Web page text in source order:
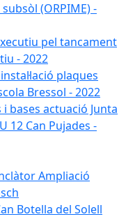
(ORPIME) -
pel tancament
- 2022
plaques
Bressol - 2022
bases actuació Junta
12 Can Pujades -
Ampliació
Botella del Solell